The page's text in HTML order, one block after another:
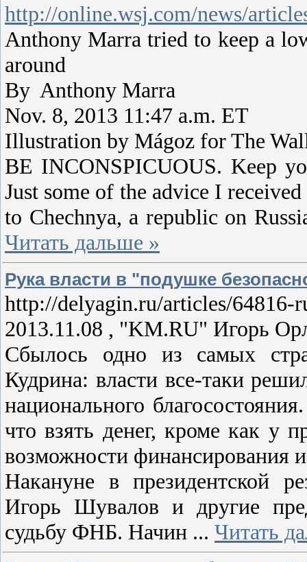
http://online.wsj.com/news/
Anthony Marra tried to keep a
around
By Anthony Marra
Nov. 8, 2013 11:47 a.m. ET
Illustration by Mágoz for The
BE INCONSPICUOUS. Keep
Just some of the advice I
to Chechnya, a republic on
Читать дальше »
Рука власти в "подушке
http://delyagin.ru/articles/64816-
2013.11.08 , "KM.RU" Игорь
Сбылось одно из самых
Кудрина: власти все-таки
национального
что взять денег, кроме как у
возможности финансирования
Накануне в президентской
Игорь Шувалов и другие
судьбу ФНБ. Начин ... Читать